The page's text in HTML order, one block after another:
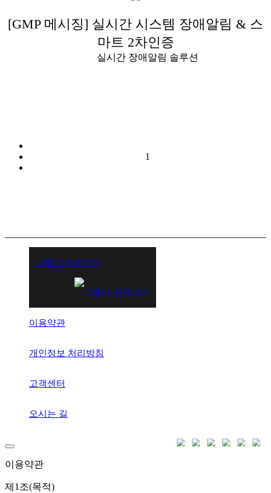
[GMP 메시징] 실시간 시스템 장애알림 & 스
마트 2차인증
실시간 장애알림 솔루션
1
그룹사 바로가기
이용약관
개인정보 처리방침
고객센터
오시는 길
이용약관
제1조(목적)